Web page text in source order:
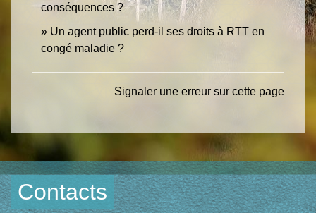
conséquences ?
Un agent public perd-il ses droits à RTT en
congé maladie ?
Signaler une erreur sur cette page
Contacts